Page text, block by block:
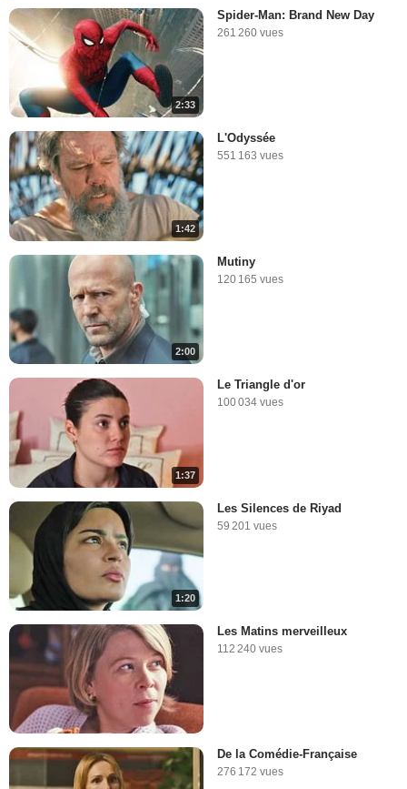
2:33
Spider-Man: Brand New Day
261 260 vues
1:42
L'Odyssée
551 163 vues
2:00
Mutiny
120 165 vues
1:37
Le Triangle d'or
100 034 vues
1:20
Les Silences de Riyad
59 201 vues
Les Matins merveilleux
112 240 vues
De la Comédie-Française
276 172 vues